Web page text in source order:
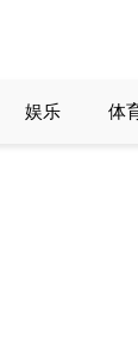
娱乐 体